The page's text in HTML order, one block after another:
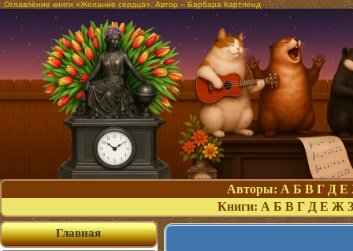
Оглавление книги «Желание сердца». Автор – Барбара Картленд
Авторы: А Б В Г Д Е
Книги: А Б В Г Д Е Ж З
Главная